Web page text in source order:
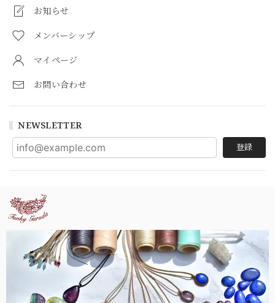
お知らせ
メンバーシップ
マイページ
お問い合わせ
NEWSLETTER
登録